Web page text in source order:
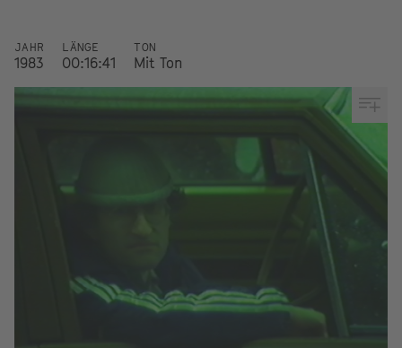
JAHR
1983
LÄNGE
00:16:41
TON
Mit Ton